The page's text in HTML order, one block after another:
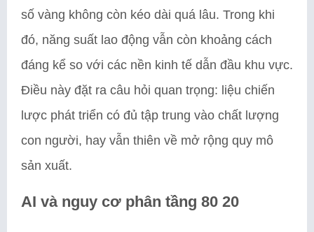
số vàng không còn kéo dài quá lâu. Trong khi
đó, năng suất lao động vẫn còn khoảng cách
đáng kể so với các nền kinh tế dẫn đầu khu vực.
Điều này đặt ra câu hỏi quan trọng: liệu chiến
lược phát triển có đủ tập trung vào chất lượng
con người, hay vẫn thiên về mở rộng quy mô
sản xuất.
AI và nguy cơ phân tầng 80 20